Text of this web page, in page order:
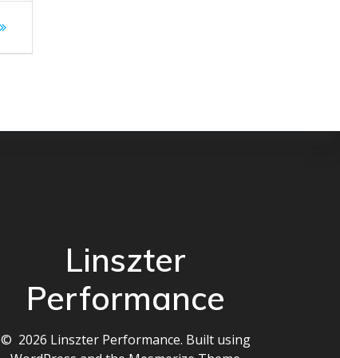
Linszter
Performance
© 2026 Linszter Performance. Built using